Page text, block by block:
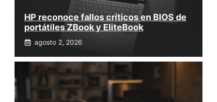
HP reconoce fallos críticos en BIOS de
portátiles ZBook y EliteBook
agosto 2, 2026